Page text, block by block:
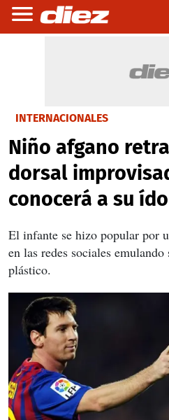
INTERNACIONALES
Niño afgano
dorsal
conocerá a su
El infante se hizo popular por
en las redes sociales
plástico.